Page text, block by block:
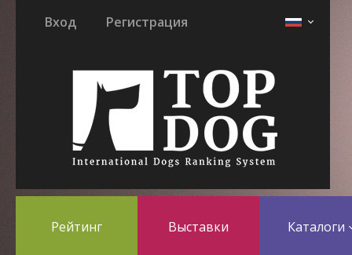
Вход Регистрация
Рейтинг Выставки Каталоги